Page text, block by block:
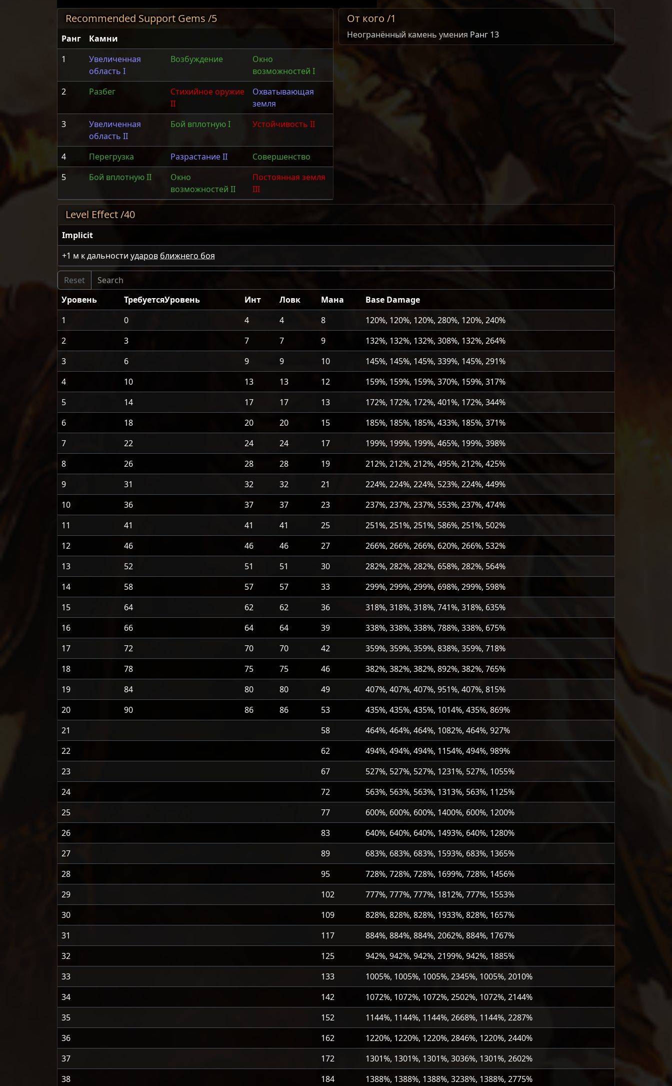
Recommended Support Gems /5
Ранг
Камни
1
Увеличенная
область I
Возбуждение
Окно
возможностей I
2
Разбег
Стихийное оружие
II
Охватывающая
земля
3
Увеличенная
область II
Бой вплотную I Устойчивость II
4 Перегрузка Разрастание II
Совершенство
5
Бой вплотную II
Окно
возможностей II
Постоянная земля
III
От кого /1
Неогранённый камень умения Ранг 13
Level Effect /40
Implicit
+1 м к дальности ударов ближнего боя
Уровень ТребуетсяУровень Инт Ловк Мана
Base Damage
1
0 4 4 8
120%, 120%, 120%, 280%, 120%, 240%
2
3 7 7 9
132%, 132%, 132%, 308%, 132%, 264%
3
6 9 9 10
145%, 145%, 145%, 339%, 145%, 291%
4
10 13 13 12
159%, 159%, 159%, 370%, 159%, 317%
5
14 17 17 13
172%, 172%, 172%, 401%, 172%, 344%
6
18 20 20 15
185%, 185%, 185%, 433%, 185%, 371%
7
22 24 24 17
199%, 199%, 199%, 465%, 199%, 398%
8
26 28 28 19
212%, 212%, 212%, 495%, 212%, 425%
9
31 32 32 21
224%, 224%, 224%, 523%, 224%, 449%
10
36 37 37 23
237%, 237%, 237%, 553%, 237%, 474%
11
41 41 41 25
251%, 251%, 251%, 586%, 251%, 502%
12
46 46 46 27
266%, 266%, 266%, 620%, 266%, 532%
13
52 51 51 30
282%, 282%, 282%, 658%, 282%, 564%
14
58 57 57 33
299%, 299%, 299%, 698%, 299%, 598%
15
64 62 62 36
318%, 318%, 318%, 741%, 318%, 635%
16
66 64 64 39
338%, 338%, 338%, 788%, 338%, 675%
17
72 70 70 42
359%, 359%, 359%, 838%, 359%, 718%
18
78 75 75 46
382%, 382%, 382%, 892%, 382%, 765%
19
84 80 80 49
407%, 407%, 407%, 951%, 407%, 815%
20
90 86 86 53
435%, 435%, 435%, 1014%, 435%, 869%
21
58
464%, 464%, 464%, 1082%, 464%, 927%
22
62
494%, 494%, 494%, 1154%, 494%, 989%
23
67
527%, 527%, 527%, 1231%, 527%, 1055%
24
72
563%, 563%, 563%, 1313%, 563%, 1125%
25
77
600%, 600%, 600%, 1400%, 600%, 1200%
26
83
640%, 640%, 640%, 1493%, 640%, 1280%
27
89
683%, 683%, 683%, 1593%, 683%, 1365%
28
95
728%, 728%, 728%, 1699%, 728%, 1456%
29
102
777%, 777%, 777%, 1812%, 777%, 1553%
30
109
828%, 828%, 828%, 1933%, 828%, 1657%
31
117
884%, 884%, 884%, 2062%, 884%, 1767%
32
125
942%, 942%, 942%, 2199%, 942%, 1885%
33
133
1005%, 1005%, 1005%, 2345%, 1005%, 2010%
34
142
1072%, 1072%, 1072%, 2502%, 1072%, 2144%
35
152
1144%, 1144%, 1144%, 2668%, 1144%, 2287%
36
162
1220%, 1220%, 1220%, 2846%, 1220%, 2440%
37
172
1301%, 1301%, 1301%, 3036%, 1301%, 2602%
38
184 1388%, 1388%, 1388%, 3238%, 1388%, 2775%